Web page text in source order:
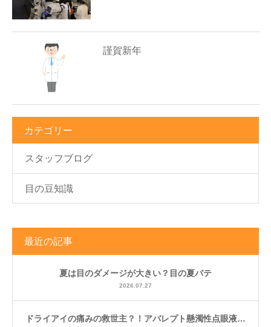
謹賀新年
カテゴリー
スタッフブログ
目の豆知識
最近の記事
夏は目のダメージが大きい？目の夏バテ
2026.07.27
ドライアイの痛みの救世主？！アバレプト懸濁性点眼液…